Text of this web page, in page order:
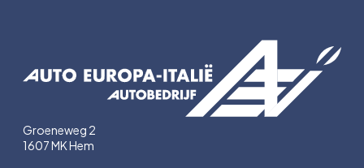
Groeneweg 2
1607 MK Hem